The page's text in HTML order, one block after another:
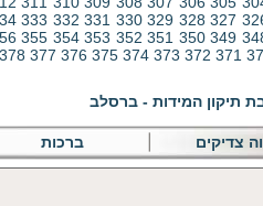
327
328
329
330
331
332
333
349
350
351
352
353
354
355
371
372
373
374
375
376
377
378
ברכות צדיקים